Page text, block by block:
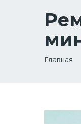
Главная